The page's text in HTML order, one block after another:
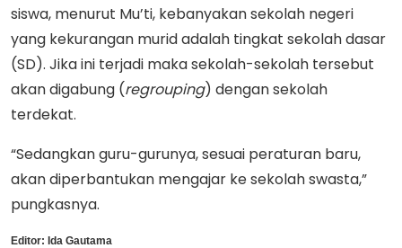
siswa, menurut Mu’ti, kebanyakan sekolah negeri
yang kekurangan murid adalah tingkat sekolah dasar
(SD). Jika ini terjadi maka sekolah-sekolah tersebut
akan digabung (regrouping) dengan sekolah
terdekat.
“Sedangkan guru-gurunya, sesuai peraturan baru,
akan diperbantukan mengajar ke sekolah swasta,”
pungkasnya.
Editor: Ida Gautama